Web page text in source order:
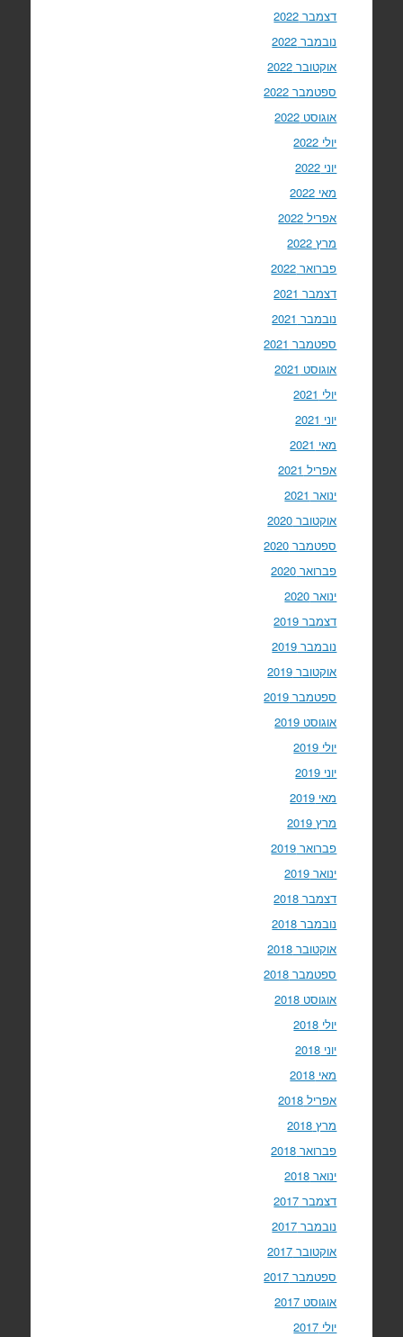
דצמבר 2022
נובמבר 2022
אוקטובר 2022
ספטמבר 2022
אוגוסט 2022
יולי 2022
יוני 2022
מאי 2022
אפריל 2022
מרץ 2022
פברואר 2022
דצמבר 2021
נובמבר 2021
ספטמבר 2021
אוגוסט 2021
יולי 2021
יוני 2021
מאי 2021
אפריל 2021
ינואר 2021
אוקטובר 2020
ספטמבר 2020
פברואר 2020
ינואר 2020
דצמבר 2019
נובמבר 2019
אוקטובר 2019
ספטמבר 2019
אוגוסט 2019
יולי 2019
יוני 2019
מאי 2019
מרץ 2019
פברואר 2019
ינואר 2019
דצמבר 2018
נובמבר 2018
אוקטובר 2018
ספטמבר 2018
אוגוסט 2018
יולי 2018
יוני 2018
מאי 2018
אפריל 2018
מרץ 2018
פברואר 2018
ינואר 2018
דצמבר 2017
נובמבר 2017
אוקטובר 2017
ספטמבר 2017
אוגוסט 2017
יולי 2017